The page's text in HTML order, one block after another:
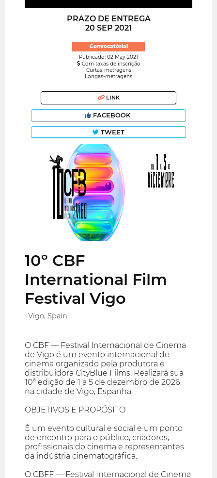
PRAZO DE ENTREGA
20 SEP 2021
Convocatória!
Publicado: 02 May 2021
Com taxas de inscrição
Curtas-metragens
Longas-metragens
LINK
FACEBOOK
TWEET
10º CBF
International Film
Festival Vigo
Vigo, Spain
O CBF — Festival Internacional de Cinema
de Vigo é um evento internacional de
cinema organizado pela produtora e
distribuidora CityBlue Films. Realizará sua
10ª edição de 1 a 5 de dezembro de 2026,
na cidade de Vigo, Espanha.
OBJETIVOS E PROPÓSITO
É um evento cultural e social e um ponto
de encontro para o público, criadores,
profissionais do cinema e representantes
da indústria cinematográfica.
O CBFF — Festival Internacional de Cinema